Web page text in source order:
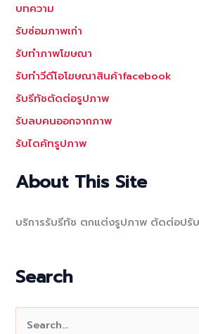
บทความ
รับซ่อมภาพเก่า
รับทำภาพโฆษณา
รับทำวีดีโอโฆษณาสินค้าfacebook
รับรีทัชตัดต่อรูปภาพ
รับลบคนออกจากภาพ
รับไดคัทรูปภาพ
About This Site
บริการรับรีทัช ตกแต่งรูปภาพ ตัดต่อปรั
Search